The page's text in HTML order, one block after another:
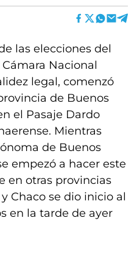
las elecciones del
Nacional
legal, comenzó
de Buenos
el Pasaje Dardo
Mientras
de Buenos
empezó a hacer este
en otras provincias
Chaco se dio inicio al
en la tarde de ayer